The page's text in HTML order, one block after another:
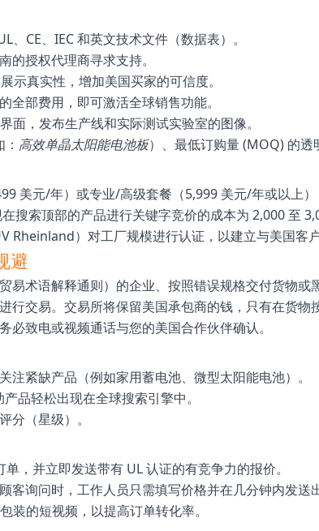
CE、IEC 和英文技术文件（数据表）。
的授权代理商寻求支持。
示真实性，增加美国买家的可信度。
部费用，即可激活全球销售功能。
面，发布生产线和实际测试实验室的图像。
高效单晶太阳能电池板）、最低订购量 (MOQ) 的透
美元/年）或专业/高级套餐（5,999 美元/年或以上）
搜索顶部的产品进行关键字竞价的成本为 2,000 至
Rheinland）对工厂规模进行认证，以建立与美国客户
避
术语解释通则）的企业、按照错误规格交付货物或
行交易。交易所将保留美国承包商的钱，只有在货物
致电或视频通话与您的美国合作伙伴确认。
紧缺产品（例如家用蓄电池、微型太阳能电池）。
品轻松出现在全球搜索引擎中。
分（星级）。
，并立即发送带有 UL 认证的有竞争力的报价。
询问时，工作人员只需填写价格并在几分钟内发送出
装的短视频，以提高订单转化率。